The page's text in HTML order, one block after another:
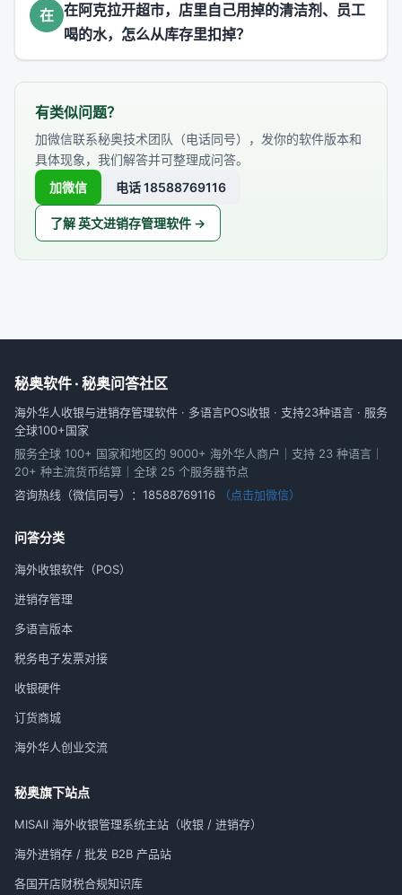
在 在阿克拉开超市，店里自己用掉的清洁剂、员工
喝的水，怎么从库存里扣掉？
有类似问题？
加微信联系秘奥技术团队（电话同号），发你的软件版本和
具体现象，我们解答并可整理成问答。
加微信
电话 18588769116
了解 英文进销存管理软件 →
秘奥软件 · 秘奥问答社区
海外华人收银与进销存管理软件 · 多语言POS收银 · 支持23种语言 · 服务
全球100+国家
服务全球 100+ 国家和地区的 9000+ 海外华人商户｜支持 23 种语言｜
20+ 种主流货币结算｜全球 25 个服务器节点
咨询热线（微信同号）： 18588769116 （点击加微信）
问答分类
海外收银软件（POS）
进销存管理
多语言版本
税务电子发票对接
收银硬件
订货商城
海外华人创业交流
秘奥旗下站点
MISAll 海外收银管理系统主站（收银 / 进销存）
海外进销存 / 批发 B2B 产品站
各国开店财税合规知识库